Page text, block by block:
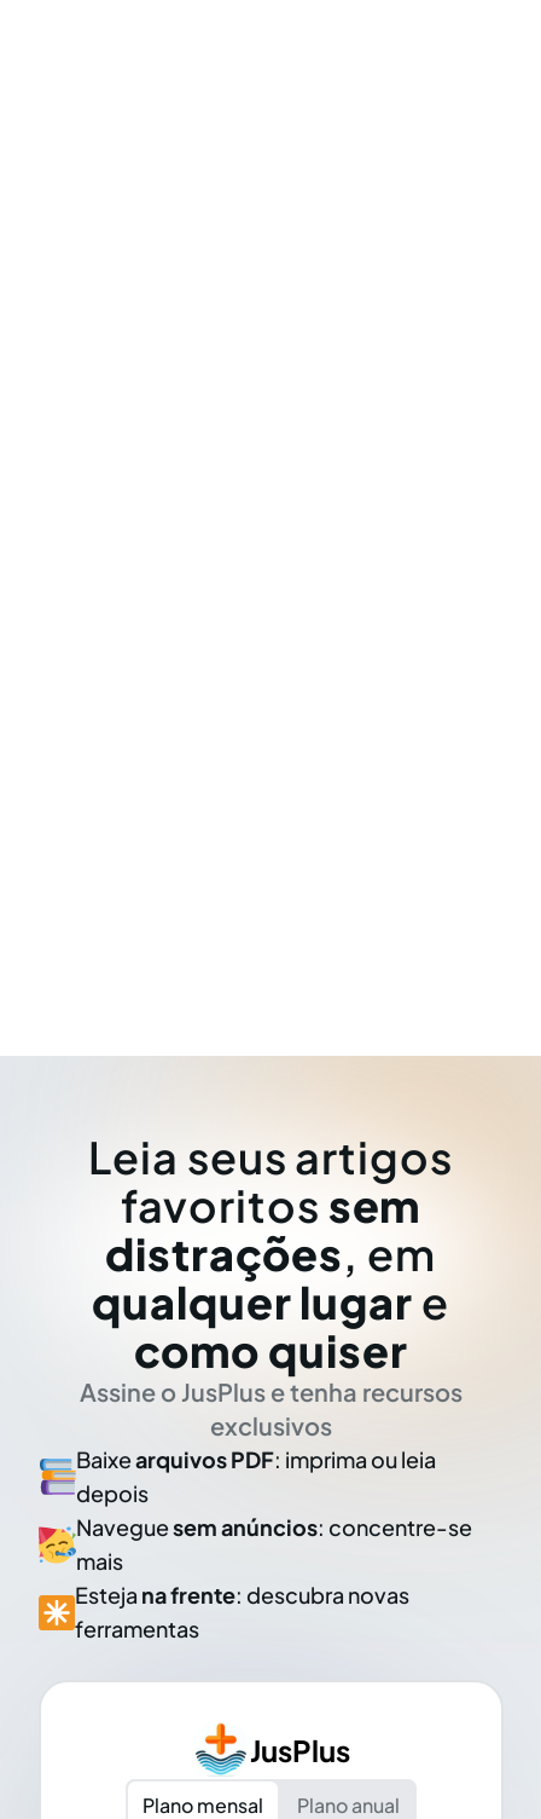
Leia seus artigos
favoritos sem
distrações, em
qualquer lugar e
como quiser
Assine o JusPlus e tenha recursos
exclusivos
Baixearquivos PDF: imprima ou leia
depois
Naveguesem anúncios: concentre-se
mais
Esteja na frente: descubra novas
ferramentas
JusPlus
Plano mensal
Plano anual